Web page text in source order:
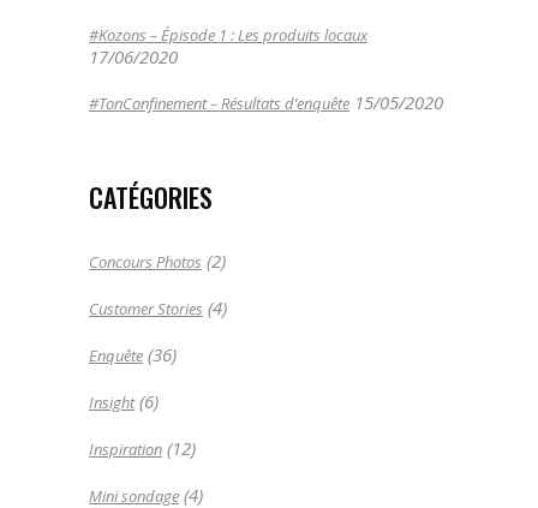
#Kozons – Épisode 1 : Les produits locaux
17/06/2020
#TonConfinement – Résultats d’enquête 15/05/2020
CATÉGORIES
Concours Photos (2)
Customer Stories (4)
Enquête (36)
Insight(6)
Inspiration (12)
Mini sondage (4)